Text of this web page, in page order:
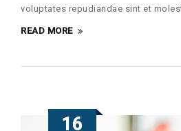
voluptates repudiandae sint et
READ MORE
16